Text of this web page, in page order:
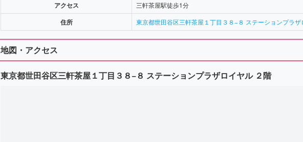
アクセス 三軒茶屋駅徒歩1分
住所 東京都世田谷区三軒茶屋１丁目３８−８ ステーションプラ
地図・アクセス
東京都世田谷区三軒茶屋１丁目３８−８ ステーションプラザロイヤル ２階